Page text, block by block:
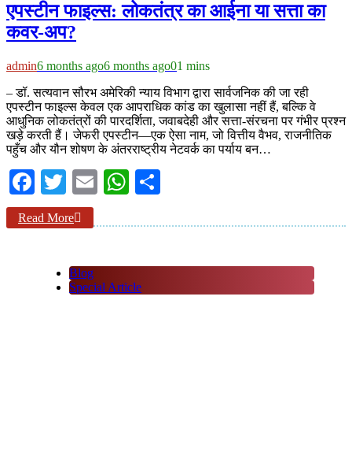
एपस्टीन फाइल्स: लोकतंत्र का आईना या सत्ता का
कवर-अप?
admin6 months ago6 months ago01 mins
– डॉ. सत्यवान सौरभ अमेरिकी न्याय विभाग द्वारा सार्वजनिक की जा रही
एपस्टीन फाइल्स केवल एक आपराधिक कांड का खुलासा नहीं हैं, बल्कि वे
आधुनिक लोकतंत्रों की पारदर्शिता, जवाबदेही और सत्ता-संरचना पर गंभीर प्रश्न
खड़े करती हैं। जेफरी एपस्टीन—एक ऐसा नाम, जो वित्तीय वैभव, राजनीतिक
पहुँच और यौन शोषण के अंतरराष्ट्रीय नेटवर्क का पर्याय बन…
Facebook
Twitter
EmailWhatsApp
Read More
Blog
Special Article